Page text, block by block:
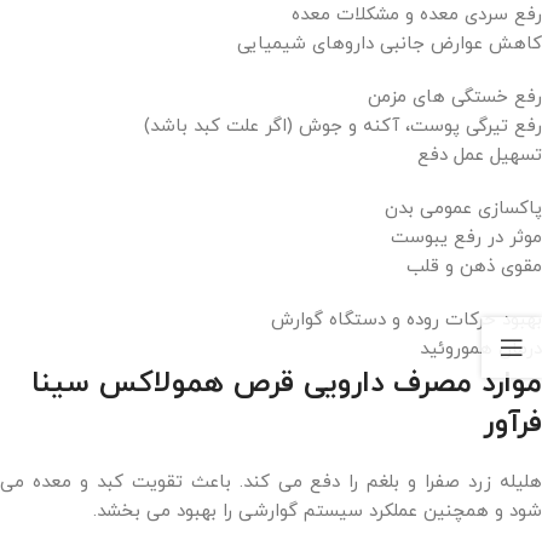
رفع سردی معده و مشکلات معده
کاهش عوارض جانبی داروهای شیمیایی
رفع خستگی های مزمن
رفع تیرگی پوست، آکنه و جوش (اگر علت کبد باشد)
تسهیل عمل دفع
پاکسازی عمومی بدن
موثر در رفع یبوست
مقوی ذهن و قلب
بهبود حرکات روده و دستگاه گوارش
درمان هموروئید
موارد مصرف دارویی قرص همولاکس سینا
فرآور
هلیله زرد صفرا و بلغم را دفع می کند. باعث تقویت کبد و معده می
شود و همچنین عملکرد سیستم گوارشی را بهبود می بخشد.